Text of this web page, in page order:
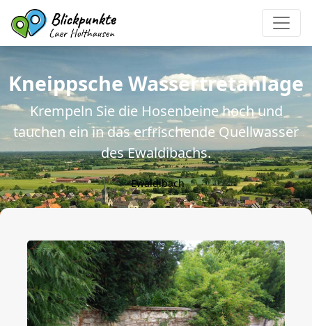
Kneippsche Wassertretanlage
Krempeln Sie die Hosenbeine hoch und
tauchen ein in das erfrischende Quellwasser
des Ewaldibachs.
Ewaldibach